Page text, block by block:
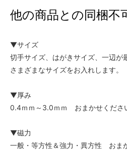
他の商品との同梱不
▼サイズ
切手サイズ、はがきサイズ、一辺が
さまざまなサイズをお入れします。
▼厚み
0.4ｍｍ～3.0ｍｍ おまかせくださ
▼磁力
一般・等方性＆強力・異方性 おま